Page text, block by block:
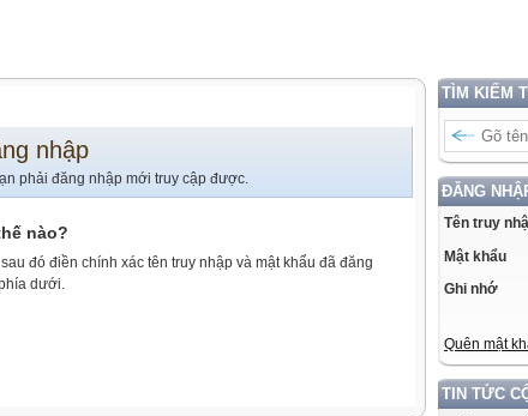
TÌM KIẾM
ĐĂNG
Tên truy
Mật khẩu
Ghi nhớ
Quên mật
TIN TỨC
nhập
phải đăng nhập mới truy cập được.
nào?
đó điền chính xác tên truy nhập và mật khẩu đã đăng
dưới.